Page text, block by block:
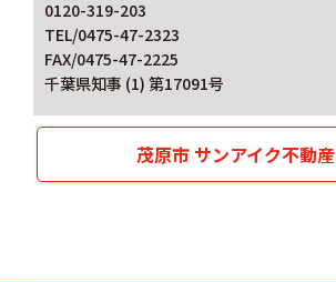
0120-319-203
TEL/0475-47-2323
FAX/0475-47-2225
千葉県知事 (1) 第17091号
茂原市 サンアイク不動産